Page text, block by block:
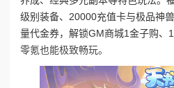
级别装备、20000充值卡与极品神
量代金券，解锁GM商城1金子购、
零氪也能极致畅玩。